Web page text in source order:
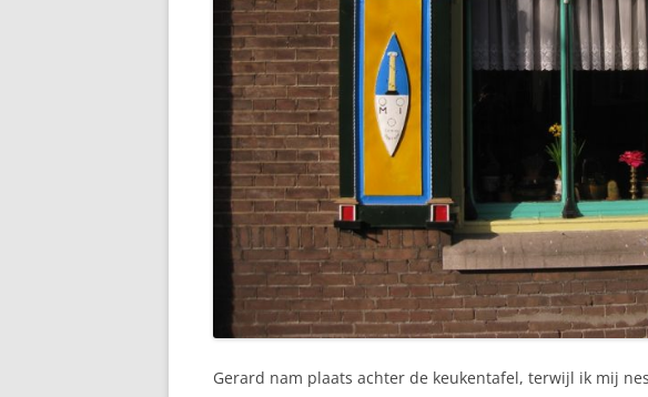
Gerard nam plaats achter de keukentafel, terwijl ik mij